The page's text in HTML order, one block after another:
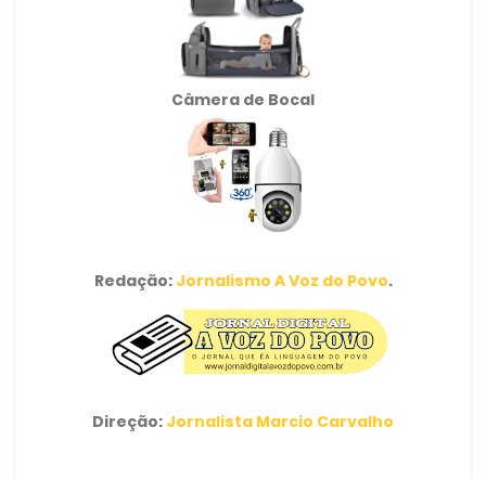
Câmera de Bocal
Redação: Jornalismo A Voz do Povo.
Direção: Jornalista Marcio Carvalho